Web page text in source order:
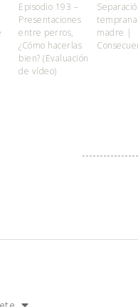
Episodio 193 –
Presentaciones
entre perros,
¿Cómo hacerlas
bien? (Evaluación
de vídeo)
madre |